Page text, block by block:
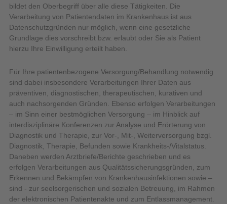
bildet den Oberbegriff über alle diese Tätigkeiten. Die
Verarbeitung von Patientendaten im Krankenhaus ist aus
Datenschutzgründen nur möglich, wenn eine gesetzliche
Grundlage dies vorschreibt bzw. erlaubt oder Sie als Patient
hierzu Ihre Einwilligung erteilt haben.
Für Ihre patientenbezogene Versorgung/Behandlung notwendig
sind dabei insbesondere Verarbeitungen Ihrer Daten aus
präventiven, diagnostischen, therapeutischen, kurativen und
auch nachsorgenden Gründen. Ebenso erfolgen Verarbeitungen
– im Sinn einer bestmöglichen Versorgung – im Hinblick auf
interdisziplinäre Konferenzen zur Analyse und Erörterung von
Diagnostik und Therapie, zur Vor-, Mit-, Weiterversorgung bzgl.
Diagnostik, Therapie, Befunden sowie Krankheits-/Vitalstatus.
Daneben werden Arztbriefe/Berichte geschrieben und es
erfolgen Verarbeitungen aus Qualitätssicherungsgründen, zum
Erkennen und Bekämpfen von Krankenhausinfektionen sowie –
sind - zur seelsorgerischen und sozialen Betreuung, im Rahmen
der elektronischen Patientenakte und zum Entlassmanagement.